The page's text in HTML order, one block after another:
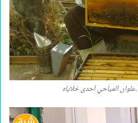
المياحي احدى خلاياه